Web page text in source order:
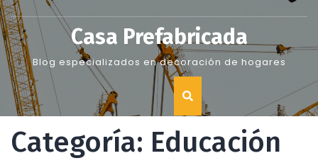
Skip
to
content
Casa Prefabricada
Blog especializados en decoración de hogares
Categoría: Educación